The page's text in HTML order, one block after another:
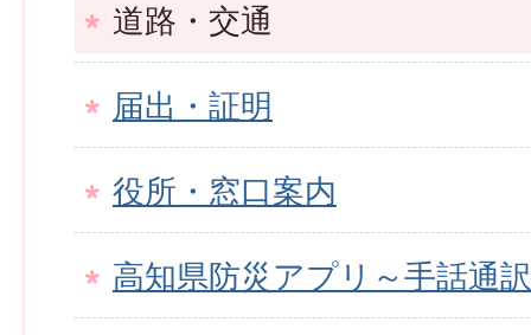
道路・交通
届出・証明
役所・窓口案内
高知県防災アプリ～手話通